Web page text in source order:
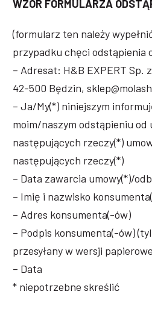
WZÓR FORMULARZA
(formularz ten należy
przypadku chęci odstąpienia
– Adresat: H&B EXPERT Sp.
42-500 Będzin,
– Ja/My(*) niniejszym
moim/naszym odstąpieniu od
następujących rzeczy(*)
następujących rzeczy(*)
– Data zawarcia umowy(*)/
– Imię i nazwisko
– Adres konsumenta(-ów)
– Podpis konsumenta(-ów)
przesyłany w wersji
– Data
* niepotrzebne skreślić